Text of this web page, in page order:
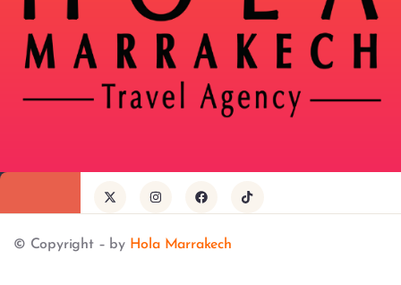
© Copyright – by Hola Marrakech